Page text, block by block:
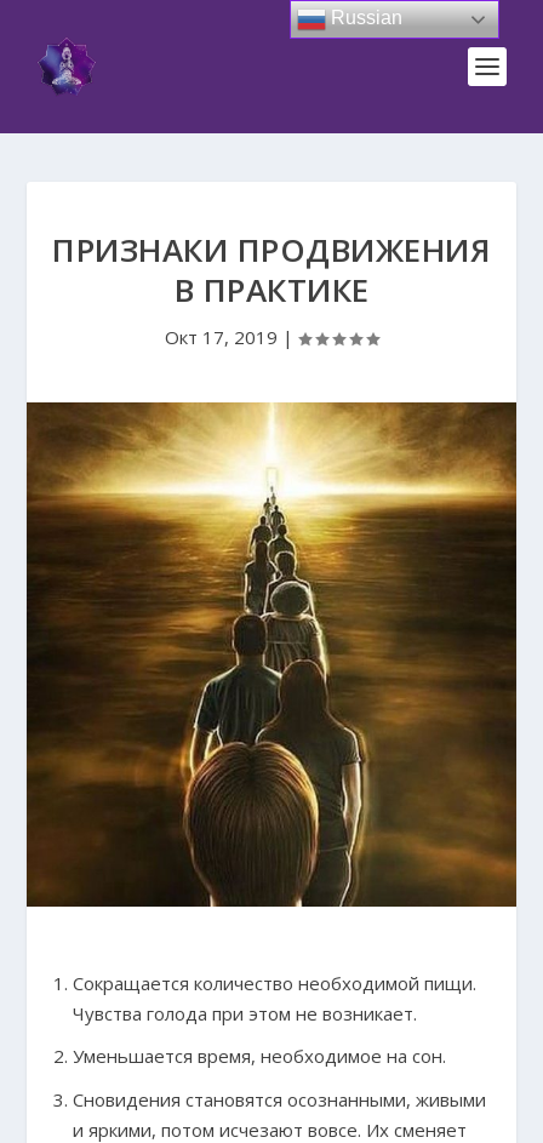
ПРИЗНАКИ ПРОДВИЖЕНИЯ
В ПРАКТИКЕ
Окт 17, 2019 |
Сокращается количество необходимой пищи.
Чувства голода при этом не возникает.
Уменьшается время, необходимое на сон.
Сновидения становятся осознанными, живыми
и яркими, потом исчезают вовсе. Их сменяет
Russian